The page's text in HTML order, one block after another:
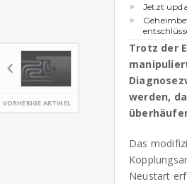
VORHERIGE ARTIKEL
Jetzt
Trotz der
werden,
Das
Neustart